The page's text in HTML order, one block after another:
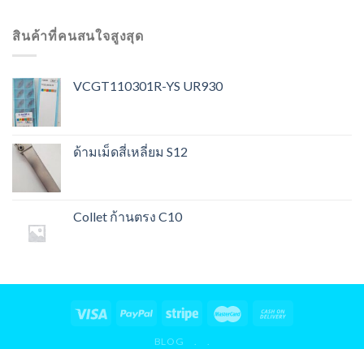
สินค้าที่คนสนใจสูงสุด
VCGT110301R-YS UR930
ด้ามเม็ดสี่เหลี่ยม S12
Collet ก้านตรง C10
BLOG . .